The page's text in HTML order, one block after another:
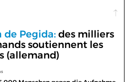
de Pegida:des milliers
soutiennent les
(allemand)